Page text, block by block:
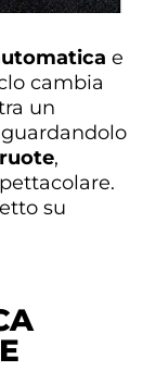
e
cambia
un
,
su